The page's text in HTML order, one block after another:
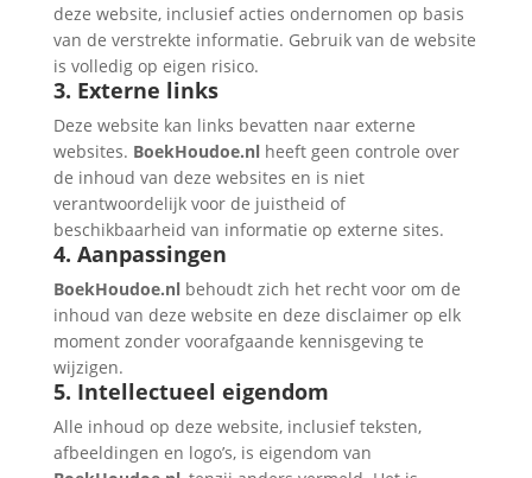
deze website, inclusief acties ondernomen op basis
van de verstrekte informatie. Gebruik van de website
is volledig op eigen risico.
3. Externe links
Deze website kan links bevatten naar externe
websites. BoekHoudoe.nlheeft geen controle over
de inhoud van deze websites en is niet
verantwoordelijk voor de juistheid of
beschikbaarheid van informatie op externe sites.
4. Aanpassingen
BoekHoudoe.nlbehoudt zich het recht voor om de
inhoud van deze website en deze disclaimer op elk
moment zonder voorafgaande kennisgeving te
wijzigen.
5. Intellectueel eigendom
Alle inhoud op deze website, inclusief teksten,
afbeeldingen en logo’s, is eigendom van